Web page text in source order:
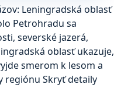
Petrohradu sa
severské jazerá,
oblasť ukazuje,
smerom k lesom a
regiónu Skryť detaily